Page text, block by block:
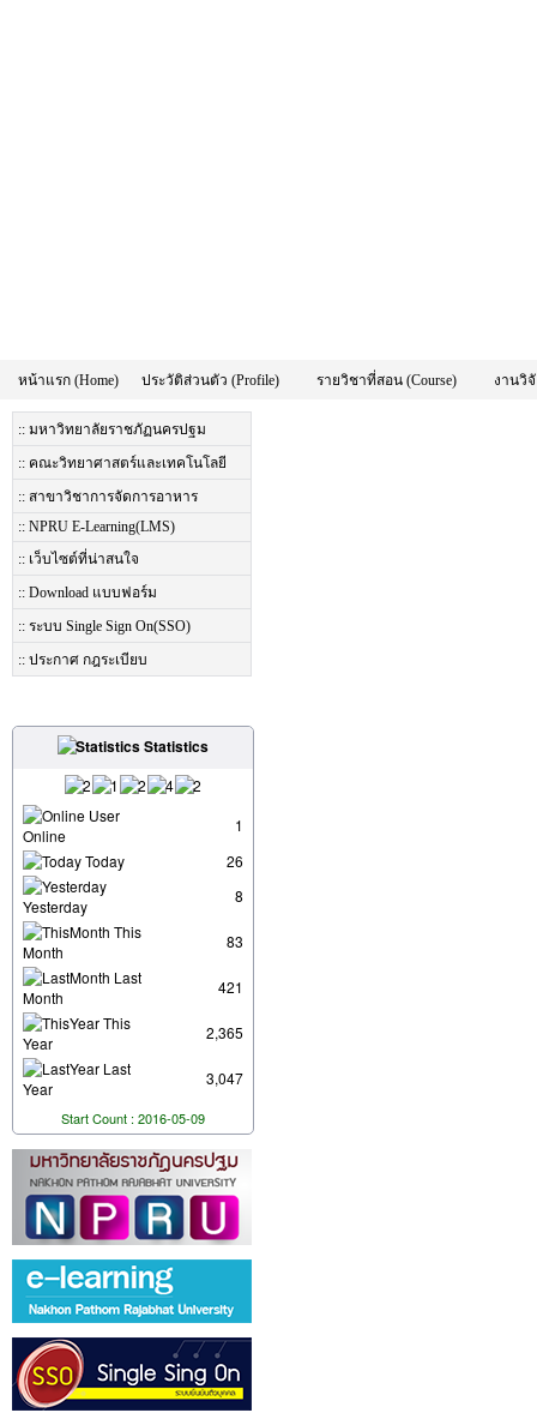
หน้าแรก (Home) ประวัติส่วนตัว (Profile) รายวิชาที่สอน (Course) งานวิจั
:: มหาวิทยาลัยราชภัฏนครปฐม
:: คณะวิทยาศาสตร์และเทคโนโลยี
:: สาขาวิชาการจัดการอาหาร
:: NPRU E-Learning(LMS)
:: เว็บไซต์ที่น่าสนใจ
:: Download แบบฟอร์ม
:: ระบบ Single Sign On(SSO)
:: ประกาศ กฎระเบียบ
Statistics
User
Online
1
Today
26
Yesterday
8
This
Month
83
Last
Month
421
This
Year
2,365
Last
Year
3,047
Start Count : 2016-05-09